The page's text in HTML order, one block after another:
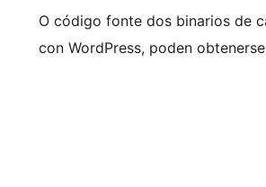
O código fonte dos binarios de
con WordPress, poden